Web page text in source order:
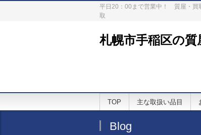
平日20：00まで営業中！ 質屋・買
取
札幌市手稲区の
TOP 主な取扱い品目
Blog